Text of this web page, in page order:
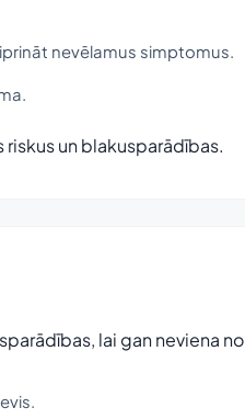
nevēlamus simptomus.
un blakusparādības.
lai gan neviena no